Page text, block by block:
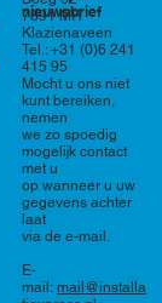
7891 MR
Klazienaveen
Tel.: +31 (0)6 241
415 95
Mocht u ons niet
kunt bereiken,
nemen
we zo spoedig
mogelijk contact
met u
op wanneer u uw
gegevens achter
laat
via de e-mail.
E-
mail: mail@installa
nieuwsbrief